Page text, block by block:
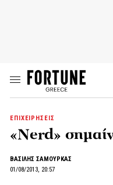
ΕΠΙΧΕΙΡΗΣΕΙΣ
«Nerd»
ΒΑΣΙΛΗΣ ΣΑΜΟΥΡΚΑΣ
01/08/2013, 20:57